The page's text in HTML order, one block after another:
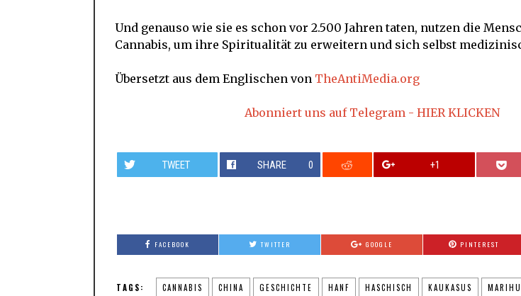
Und genauso wie sie es schon vor 2.500 Jahren taten, nutzen die
Cannabis, um ihre Spiritualität zu erweitern und sich selbst
Übersetzt aus dem Englischen von TheAntiMedia.org
Abonniert uns auf Telegram - HIER KLICKEN
TWEET SHARE 0 +1
FACEBOOK TWITTER GOOGLE PINTEREST
TAGS: CANNABIS CHINA GESCHICHTE HANF HASCHISCH KAUKASUS